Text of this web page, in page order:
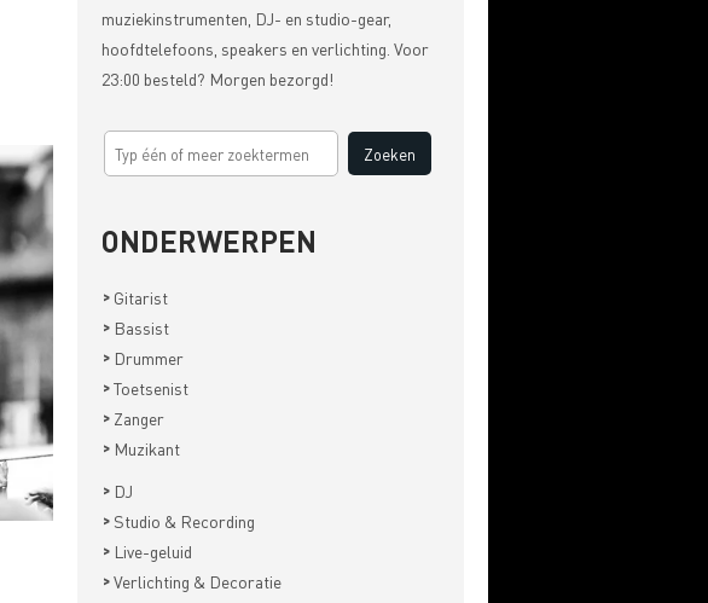
muziekinstrumenten, DJ- en studio-gear,
hoofdtelefoons, speakers en verlichting. Voor
23:00 besteld? Morgen bezorgd!
ONDERWERPEN
> Gitarist
> Bassist
> Drummer
>Toetsenist
> Zanger
> Muzikant
> DJ
> Studio & Recording
> Live-geluid
>Verlichting & Decoratie